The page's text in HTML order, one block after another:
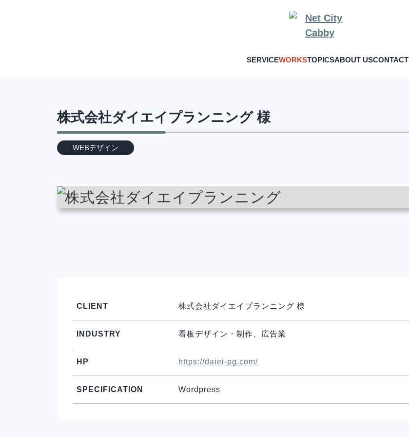
SERVICEWORKSTOPICSABOUT USCONTACT
株式会社ダイエイプランニング 様
WEBデザイン
CLIENT 株式会社ダイエイプランニング 様
INDUSTRY 看板デザイン・制作、広告業
HP https://daiei-pg.com/
SPECIFICATION Wordpress